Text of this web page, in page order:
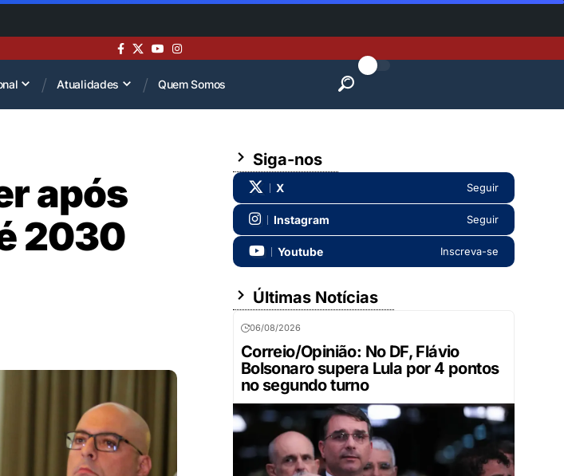
Atualidades Quem Somos
após
2030
Siga-nos
X Seguir
Instagram Seguir
Youtube Inscreva-se
Últimas Notícias
06/08/2026
Correio/Opinião: No DF, Flávio
Bolsonaro supera Lula por 4 pontos
no segundo turno